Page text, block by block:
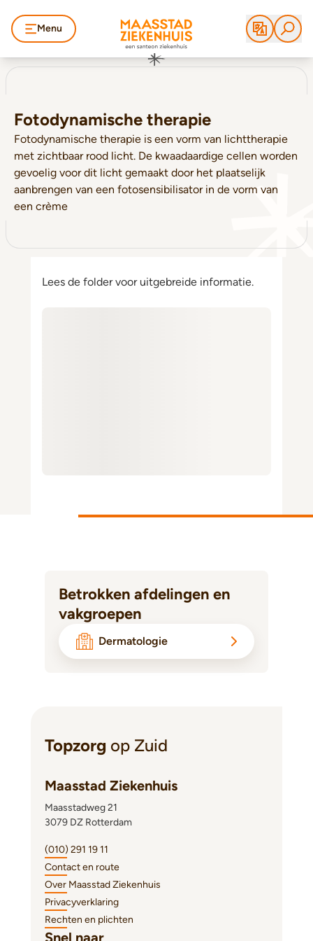
Menu
Fotodynamische therapie
Fotodynamische therapie is een vorm van lichttherapie
met zichtbaar rood licht. De kwaadaardige cellen worden
gevoelig voor dit licht gemaakt door het plaatselijk
aanbrengen van een fotosensibilisator in de vorm van
een crème
Lees de folder voor uitgebreide informatie.
Betrokken afdelingen en
vakgroepen
Dermatologie
Topzorg op Zuid
Maasstad Ziekenhuis
Maasstadweg 21
3079 DZ Rotterdam
(010) 291 19 11
Contact en route
Over Maasstad Ziekenhuis
Privacyverklaring
Rechten en plichten
Snel naar